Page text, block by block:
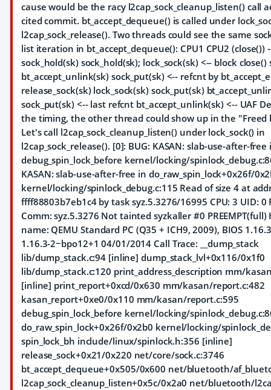
cause would be the racy l2cap_sock_cleanup_listen() call
cited commit. bt_accept_dequeue() is called under
l2cap_sock_release(). Two threads could see the same
list iteration in bt_accept_dequeue(): CPU1 CPU2 (close())
sock_hold(sk) sock_hold(sk); lock_sock(sk) <-- block close()
bt_accept_unlink(sk) sock_put(sk) <-- refcnt by
release_sock(sk) lock_sock(sk) sock_put(sk)
sock_put(sk) <-- last refcnt bt_accept_unlink(sk) <-- UAF
the timing, the other thread could show up in the "Freed
Let's call l2cap_sock_cleanup_listen() under lock_sock() in
l2cap_sock_release(). [0]: BUG: KASAN: slab-use-after-free
debug_spin_lock_before kernel/locking/
KASAN: slab-use-after-free in do_raw_spin_lock+0x26f/
kernel/locking/spinlock_debug.c:115 Read of size 4 at
ffff88803b7eb1c4 by task syz.5.3276/16995 CPU: 3 UID: 0
Comm: syz.5.3276 Not tainted syzkaller #0 PREEMPT(full)
name: QEMU Standard PC (Q35 + ICH9, 2009), BIOS
1.16.3-2~bpo12+1 04/01/2014 Call Trace:
__dump_stack
lib/dump_stack.c:94 [inline] dump_stack_lvl+0x116/0x1f0
lib/dump_stack.c:120 print_address_description mm/
[inline] print_report+0xcd/0x630 mm/kasan/report.c:482
kasan_report+0xe0/0x110 mm/kasan/report.c:595
debug_spin_lock_before kernel/locking/
do_raw_spin_lock+0x26f/0x2b0 kernel/locking/
spin_lock_bh include/linux/spinlock.h:356 [inline]
release_sock+0x21/0x220 net/core/sock.c:3746
bt_accept_dequeue+0x505/0x600 net/bluetooth/
l2cap_sock_cleanup_listen+0x5c/0x2a0 net/bluetooth/